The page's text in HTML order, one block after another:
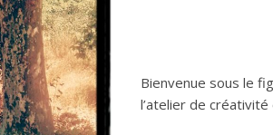
Bienvenue sous le
l’atelier de